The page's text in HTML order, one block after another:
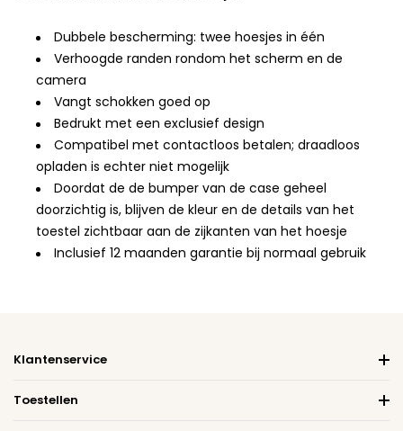
Dubbele bescherming: twee hoesjes in één
Verhoogde randen rondom het scherm en de
camera
Vangt schokken goed op
Bedrukt met een exclusief design
Compatibel met contactloos betalen; draadloos
opladen is echter niet mogelijk
Doordat de de bumper van de case geheel
doorzichtig is, blijven de kleur en de details van het
toestel zichtbaar aan de zijkanten van het hoesje
Inclusief 12 maanden garantie bij normaal gebruik
Klantenservice
Toestellen